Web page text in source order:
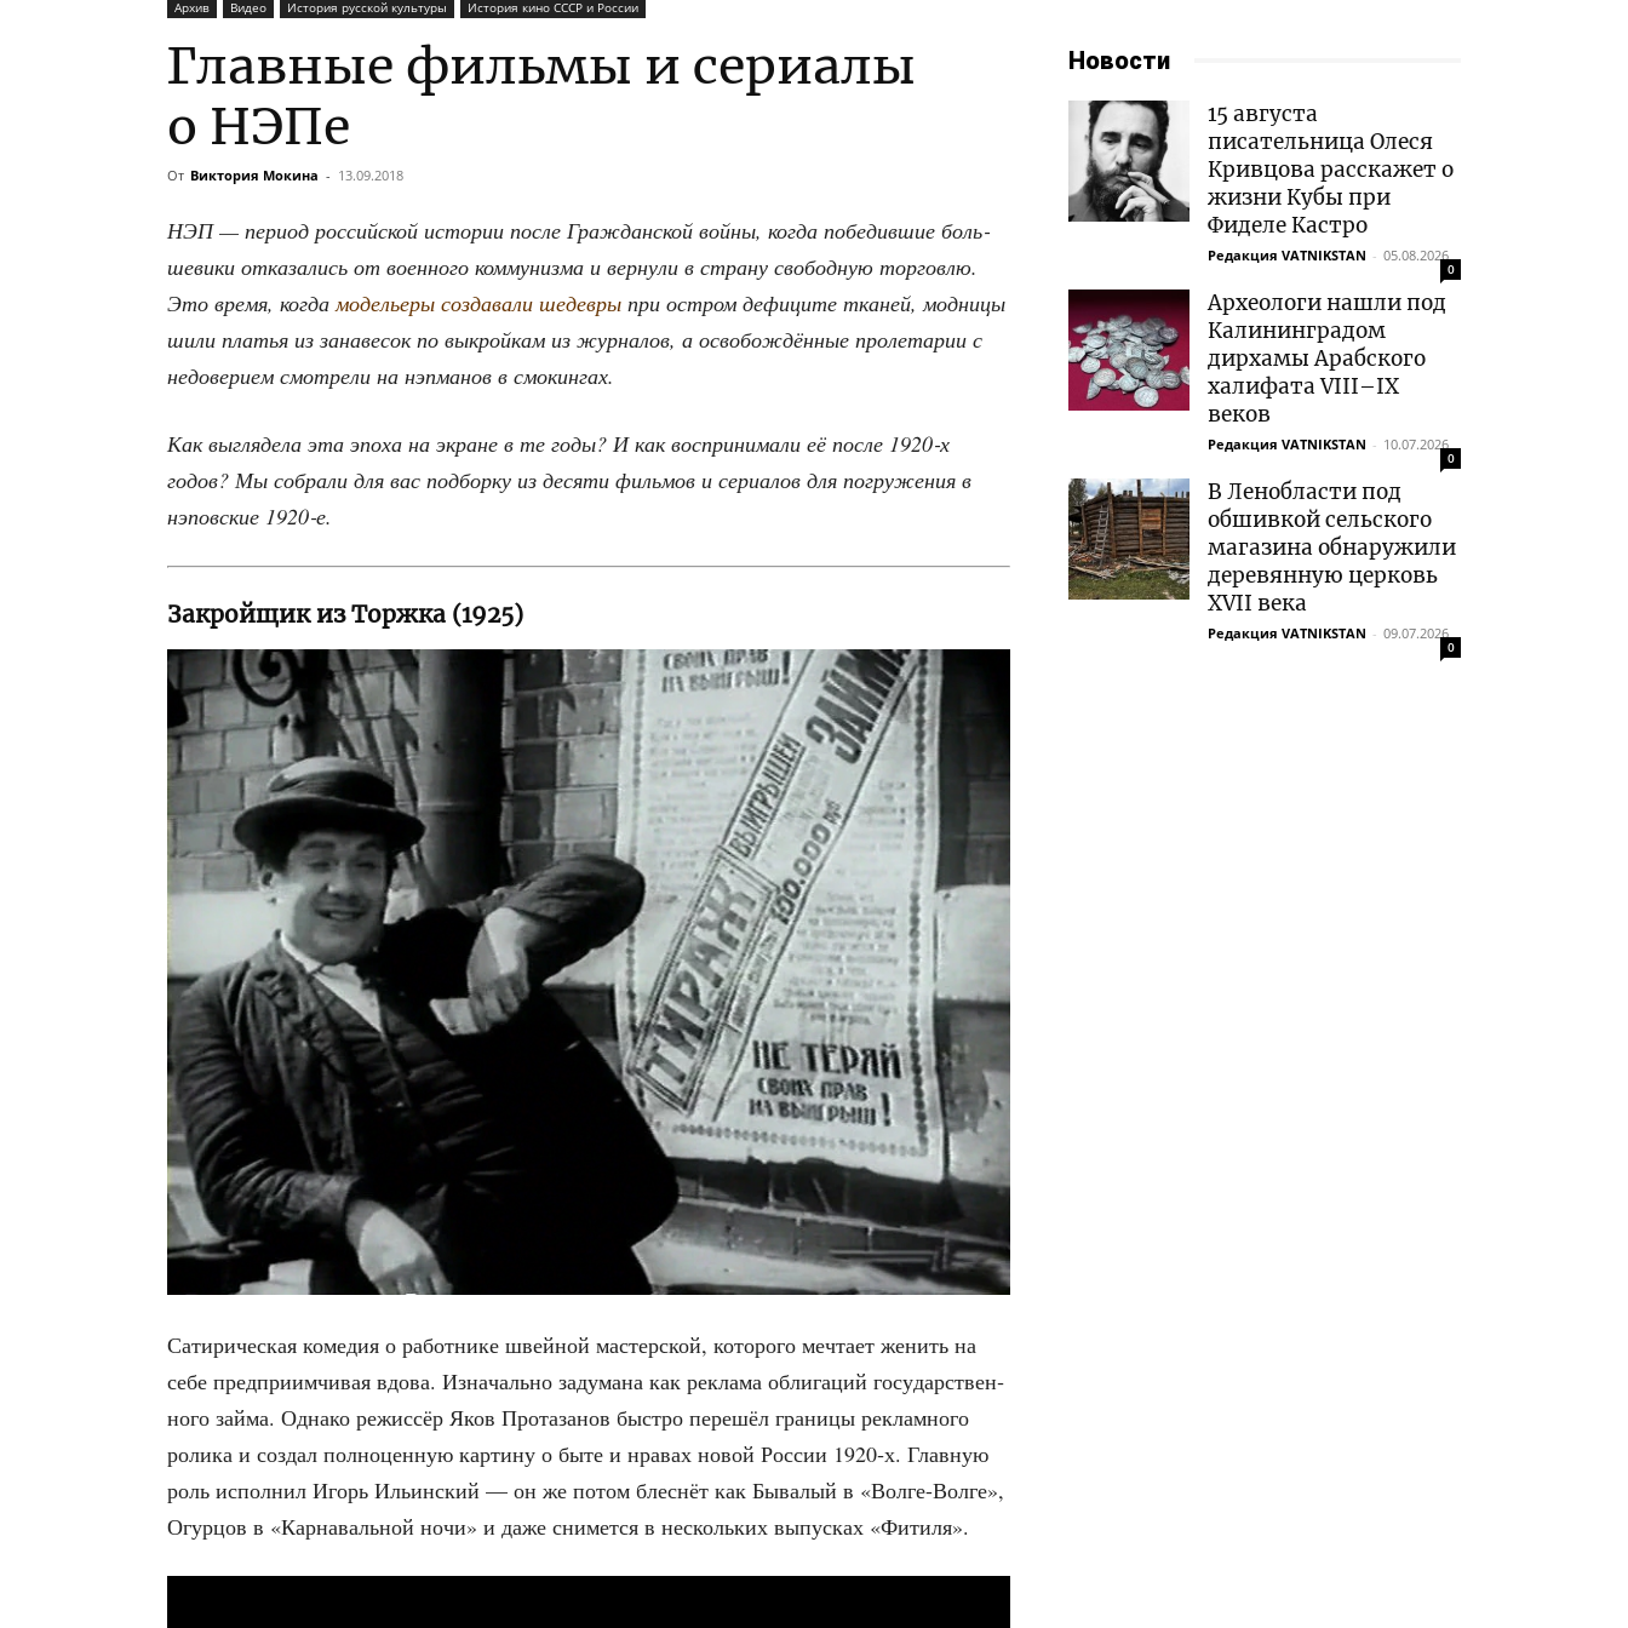
Архив Видео История русской культуры История кино СССР и России
Главные фильмы и сериалы
о НЭПе
От Виктория Мокина - 13.09.2018
НЭП — пери­од рос­сий­ской исто­рии после Граж­дан­ской вой­ны, когда побе­див­шие боль­
ше­ви­ки отка­за­лись от воен­но­го ком­му­низ­ма и вер­ну­ли в стра­ну сво­бод­ную тор­гов­лю.
Это вре­мя, когда моде­лье­ры созда­ва­ли шедев­ры при остром дефи­ци­те тка­ней, мод­ни­цы
шили пла­тья из зана­ве­сок по выкрой­кам из жур­на­лов, а осво­бож­дён­ные про­ле­та­рии с
недо­ве­ри­ем смот­ре­ли на нэп­ма­нов в смокингах.
Как выгля­де­ла эта эпо­ха на экране в те годы? И как вос­при­ни­ма­ли её после 1920‑х
годов? Мы собра­ли для вас под­бор­ку из деся­ти филь­мов и сери­а­лов для погру­же­ния в
нэпов­ские 1920‑е.
Закройщик из Торжка (1925)
Сати­ри­че­ская коме­дия о работ­ни­ке швей­ной мастер­ской, кото­ро­го меч­та­ет женить на
себе пред­при­им­чи­вая вдо­ва. Изна­чаль­но заду­ма­на как рекла­ма обли­га­ций госу­дар­ствен­
но­го зай­ма. Одна­ко режис­сёр Яков Про­та­за­нов быст­ро пере­шёл гра­ни­цы реклам­но­го
роли­ка и создал пол­но­цен­ную кар­ти­ну о быте и нра­вах новой Рос­сии 1920‑х. Глав­ную
роль испол­нил Игорь Ильин­ский — он же потом блес­нёт как Быва­лый в «Вол­ге-Вол­ге»,
Огур­цов в «Кар­на­валь­ной ночи» и даже сни­мет­ся в несколь­ких выпус­ках «Фити­ля».
Новости
15 августа
писательница Олеся
Кривцова расскажет о
жизни Кубы при
Фиделе Кастро
Редакция VATNIKSTAN - 05.08.2026
0
Археологи нашли под
Калининградом
дирхамы Арабского
халифата VIII–IX
веков
Редакция VATNIKSTAN - 10.07.2026
0
В Ленобласти под
обшивкой сельского
магазина обнаружили
деревянную церковь
XVII века
Редакция VATNIKSTAN - 09.07.2026
0